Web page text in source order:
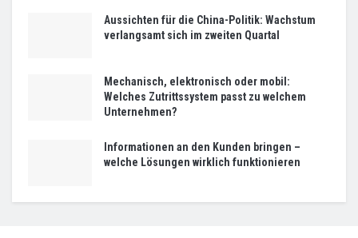
Aussichten für die China-Politik: Wachstum
verlangsamt sich im zweiten Quartal
Mechanisch, elektronisch oder mobil:
Welches Zutrittssystem passt zu welchem
Unternehmen?
Informationen an den Kunden bringen –
welche Lösungen wirklich funktionieren